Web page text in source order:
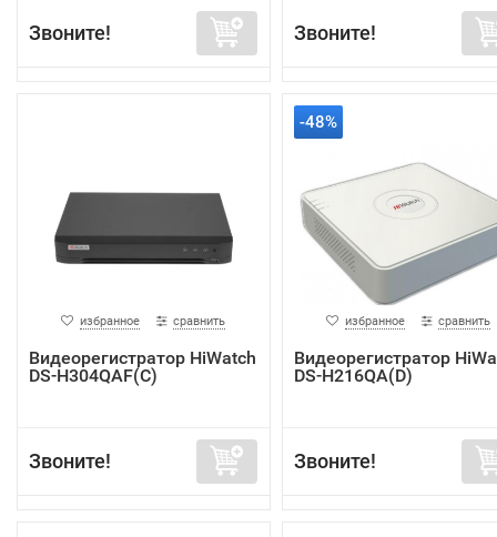
Звоните! Звоните!
избранное сравнить
Видеорегистратор HiWatch
DS-H304QAF(C)
Звоните!
-48%
избранное сравнить
Видеорегистратор
DS-H216QA(D)
Звоните!